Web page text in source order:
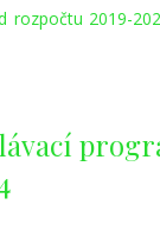
rozpočtu 2019-